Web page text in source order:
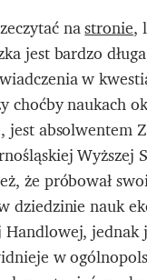
nastronie,
jest bardzo
w
choćby naukach
jest absolwentem
Wyższej
że próbował
dziedzinie nauk
Handlowej,
w